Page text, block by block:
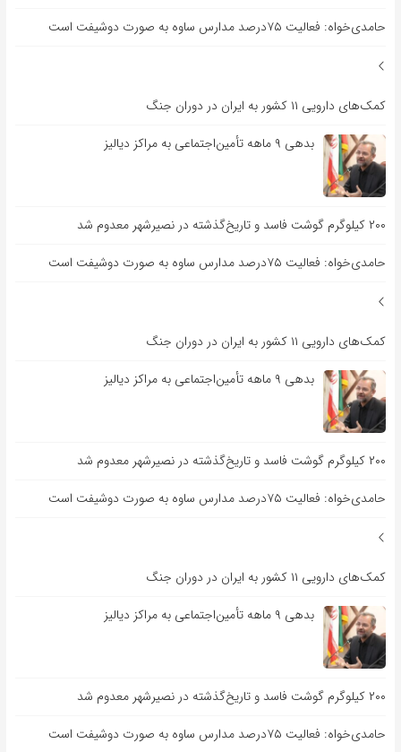
حامدی‌خواه: فعالیت ۷۵درصد مدارس ساوه به صورت دوشیفت است
کمک‌های دارویی ۱۱ کشور به ایران در دوران جنگ
بدهی ۹ ماهه تأمین‌اجتماعی به مراکز دیالیز
۲۰۰ کیلوگرم گوشت فاسد و تاریخ‌گذشته در نصیرشهر معدوم شد
حامدی‌خواه: فعالیت ۷۵درصد مدارس ساوه به صورت دوشیفت است
کمک‌های دارویی ۱۱ کشور به ایران در دوران جنگ
بدهی ۹ ماهه تأمین‌اجتماعی به مراکز دیالیز
۲۰۰ کیلوگرم گوشت فاسد و تاریخ‌گذشته در نصیرشهر معدوم شد
حامدی‌خواه: فعالیت ۷۵درصد مدارس ساوه به صورت دوشیفت است
کمک‌های دارویی ۱۱ کشور به ایران در دوران جنگ
بدهی ۹ ماهه تأمین‌اجتماعی به مراکز دیالیز
۲۰۰ کیلوگرم گوشت فاسد و تاریخ‌گذشته در نصیرشهر معدوم شد
حامدی‌خواه: فعالیت ۷۵درصد مدارس ساوه به صورت دوشیفت است